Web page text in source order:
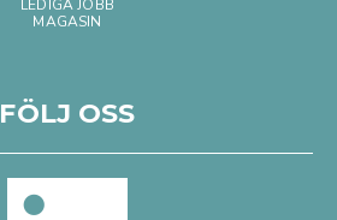
LEDIGA JOBB
MAGASIN
FÖLJ OSS